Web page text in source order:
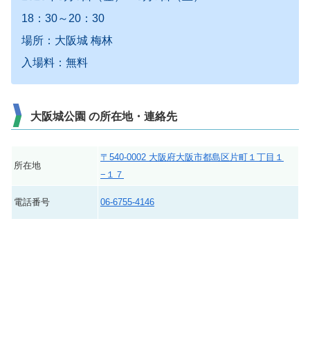
18：30～20：30
場所：大阪城 梅林
入場料：無料
大阪城公園 の所在地・連絡先
所在地
〒540-0002 大阪府大阪市都島区片町１丁目１
−１７
電話番号 06-6755-4146